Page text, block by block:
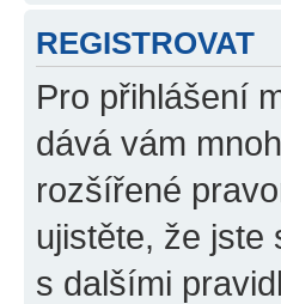
REGISTROVAT
Pro přihlášení
dává vám
rozšířené
ujistěte, že jste
s dalšími